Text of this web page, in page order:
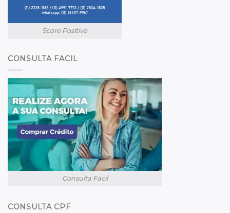
Score Positivo
CONSULTA FACIL
Consulta Facil
CONSULTA CPF